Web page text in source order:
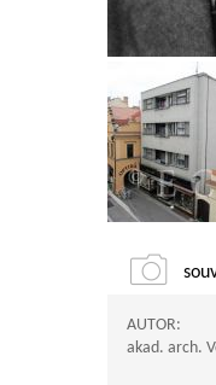
AUTOR:
akad. arch.